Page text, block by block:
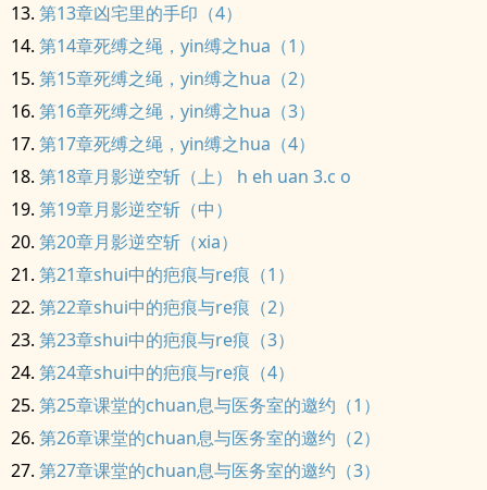
第13章凶宅里的手印（4）
第14章死缚之绳，yin缚之hua（1）
第15章死缚之绳，yin缚之hua（2）
第16章死缚之绳，yin缚之hua（3）
第17章死缚之绳，yin缚之hua（4）
第18章月影逆空斩（上） h eh uan 3.c o
第19章月影逆空斩（中）
第20章月影逆空斩（xia）
第21章shui中的疤痕与re痕（1）
第22章shui中的疤痕与re痕（2）
第23章shui中的疤痕与re痕（3）
第24章shui中的疤痕与re痕（4）
第25章课堂的chuan息与医务室的邀约（1）
第26章课堂的chuan息与医务室的邀约（2）
第27章课堂的chuan息与医务室的邀约（3）